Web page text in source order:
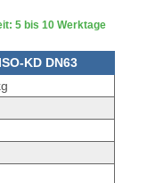
5 bis 10 Werktage
ISO-KD DN63